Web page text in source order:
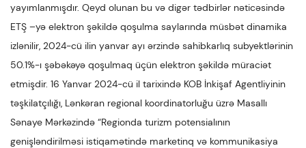
yayımlanmışdır. Qeyd olunan bu və digər tədbirlər nəticəsində
ETŞ –yə elektron şəkildə qoşulma saylarında müsbət dinamika
izlənilir, 2024-cü ilin yanvar ayı ərzində sahibkarlıq subyektlərinin
50.1%-ı şəbəkəyə qoşulmaq üçün elektron şəkildə müraciət
etmişdir. 16 Yanvar 2024-cü il tarixində KOB İnkişaf Agentliyinin
təşkilatçılığı, Lənkəran regional koordinatorluğu üzrə Masallı
Sənaye Mərkəzində “Regionda turizm potensialının
genişləndirilməsi istiqamətində marketinq və kommunikasiya